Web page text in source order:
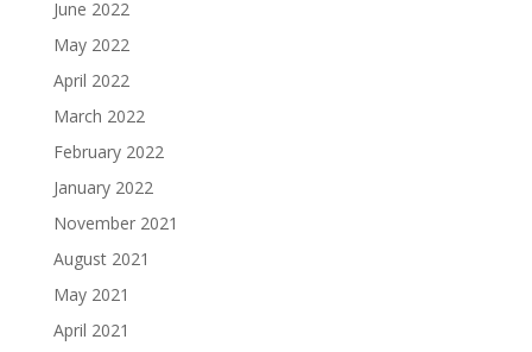
June 2022
May 2022
April 2022
March 2022
February 2022
January 2022
November 2021
August 2021
May 2021
April 2021